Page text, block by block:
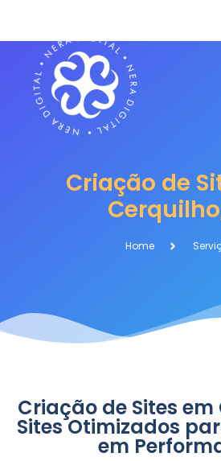
Criação de
Home
Criação de Sites em
Sites Otimizados
em